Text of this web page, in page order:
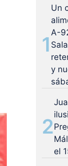
1
Un
A-
y
2
el